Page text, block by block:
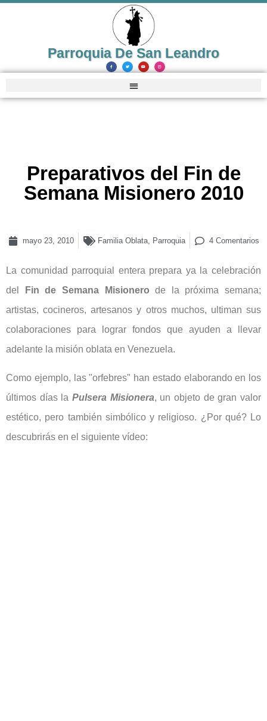
Parroquia De San Leandro
Preparativos del Fin de
Semana Misionero 2010
mayo 23, 2010 Familia Oblata, Parroquia 4 Comentarios
La comunidad parroquial entera prepara ya la celebración
del
Fin de Semana Misionero de la próxima semana;
artistas, cocineros, artesanos y otros muchos, ultiman sus
colaboraciones para lograr fondos que ayuden a llevar
adelante la misión oblata en Venezuela.
Como ejemplo, las "orfebres" han estado elaborando en los
últimos días la Pulsera Misionera, un objeto de gran valor
estético, pero también simbólico y religioso. ¿Por qué? Lo
descubrirás en el siguiente vídeo: